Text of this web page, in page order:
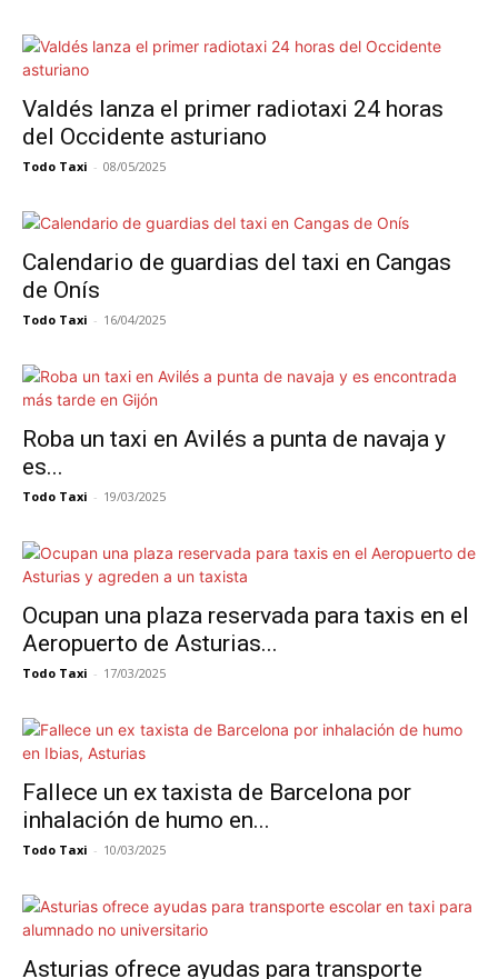
Valdés lanza el primer radiotaxi 24 horas
del Occidente asturiano
Todo Taxi - 08/05/2025
Calendario de guardias del taxi en Cangas
de Onís
Todo Taxi - 16/04/2025
Roba un taxi en Avilés a punta de navaja y
es...
Todo Taxi - 19/03/2025
Ocupan una plaza reservada para taxis en el
Aeropuerto de Asturias...
Todo Taxi - 17/03/2025
Fallece un ex taxista de Barcelona por
inhalación de humo en...
Todo Taxi - 10/03/2025
Asturias ofrece ayudas para transporte